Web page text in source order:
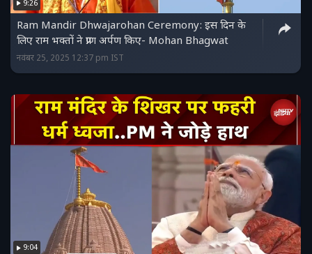
9:26
Ram Mandir Dhwajarohan Ceremony: इस दिन के
लिए राम भक्तों ने प्राण अर्पण किए- Mohan Bhagwat
नवंबर 25, 2025 12:37 pm IST
9:04